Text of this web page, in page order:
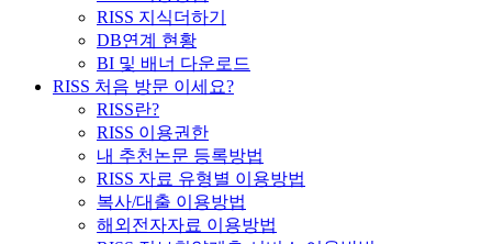
RISS 지식더하기
DB연계 현황
BI 및 배너 다운로드
RISS 처음 방문 이세요?
RISS란?
RISS 이용권한
내 추천논문 등록방법
RISS 자료 유형별 이용방법
복사/대출 이용방법
해외전자자료 이용방법